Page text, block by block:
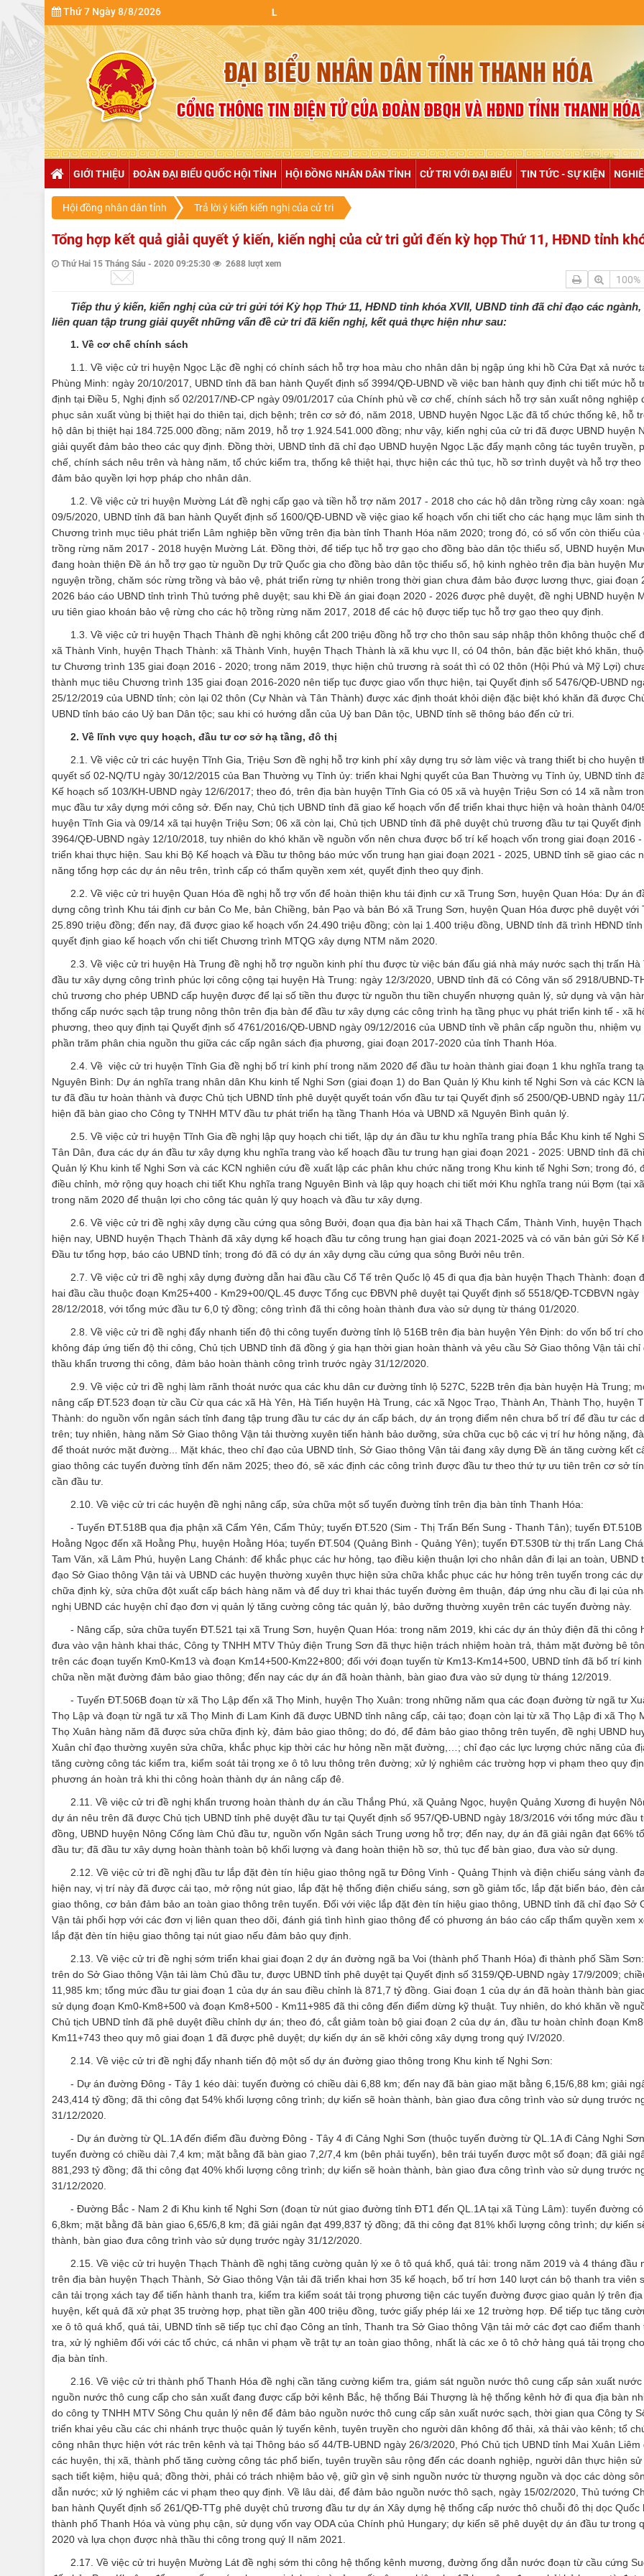
Thứ 7 Ngày 8/8/2026
GIỚI THIỆU ĐOÀN ĐẠI BIỂU QUỐC HỘI TỈNH HỘI ĐỒNG NHÂN DÂN TỈNH CỬ TRI VỚI ĐẠI BIỂU TIN TỨC - SỰ KIỆN
Hội đồng nhân dân tỉnh Trả lời ý kiến kiến nghị của cử tri
Tổng hợp kết quả giải quyết ý kiến, kiến nghị của cử tri gửi đến kỳ họp Thứ 11, HĐND tỉnh
Thứ Hai 15 Tháng Sáu - 2020 09:25:30 2688 lượt xem
100%
Tiếp thu ý kiến, kiến nghị của cử tri gửi tới Kỳ họp Thứ 11, HĐND tỉnh khóa XVII, UBND tỉnh đã chỉ đạo các
liên quan tập trung giải quyết những vấn đề cử tri đã kiến nghị, kết quả thực hiện như sau:
1. Về cơ chế chính sách
1.1. Về việc cử tri huyện Ngọc Lặc đề nghị có chính sách hỗ trợ hoa màu cho nhân dân bị ngập úng khi hồ Cửa Đạt xả nước
Phùng Minh: ngày 20/10/2017, UBND tỉnh đã ban hành Quyết định số 3994/QĐ-UBND về việc ban hành quy định chi tiết mức hỗ
định tại Điều 5, Nghị định số 02/2017/NĐ-CP ngày 09/01/2017 của Chính phủ về cơ chế, chính sách hỗ trợ sản xuất nông nghiệp
phục sản xuất vùng bị thiệt hại do thiên tại, dịch bệnh; trên cơ sở đó, năm 2018, UBND huyện Ngọc Lặc đã tổ chức thống kê, hỗ
hộ dân bị thiệt hại 184.725.000 đồng; năm 2019, hỗ trợ 1.924.541.000 đồng; như vậy, kiến nghị của cử tri đã được UBND huyện
giải quyết đảm bảo theo các quy định. Đồng thời, UBND tỉnh đã chỉ đạo UBND huyện Ngọc Lặc đẩy mạnh công tác tuyên truyền,
chế, chính sách nêu trên và hàng năm, tổ chức kiểm tra, thống kê thiệt hại, thực hiện các thủ tục, hồ sơ trình duyệt và hỗ trợ theo
đảm bảo quyền lợi hợp pháp cho nhân dân.
1.2. Về việc cử tri huyện Mường Lát đề nghị cấp gạo và tiền hỗ trợ năm 2017 - 2018 cho các hộ dân trồng rừng cây xoan:
09/5/2020, UBND tỉnh đã ban hành Quyết định số 1600/QĐ-UBND về việc giao kế hoạch vốn chi tiết cho các hạng mục lâm sinh
Chương trình mục tiêu phát triển Lâm nghiệp bền vững trên địa bàn tỉnh Thanh Hóa năm 2020; trong đó, có số vốn còn thiếu của
trồng rừng năm 2017 - 2018 huyện Mường Lát. Đồng thời, để tiếp tục hỗ trợ gạo cho đồng bào dân tộc thiểu số, UBND huyện
đang hoàn thiện Đề án hỗ trợ gạo từ nguồn Dự trữ Quốc gia cho đồng bào dân tộc thiểu số, hộ kinh nghèo trên địa bàn huyện
nguyện trồng, chăm sóc rừng trồng và bảo vệ, phát triển rừng tự nhiên trong thời gian chưa đảm bảo được lương thực, giai đoạn
2026 báo cáo UBND tỉnh trình Thủ tướng phê duyệt; sau khi Đề án giai đoạn 2020 - 2026 được phê duyệt, đề nghị UBND huyện
ưu tiên giao khoán bảo vệ rừng cho các hộ trồng rừng năm 2017, 2018 để các hộ được tiếp tục hỗ trợ gạo theo quy định.
1.3. Về việc cử tri huyện Thạch Thành đề nghị không cắt 200 triệu đồng hỗ trợ cho thôn sau sáp nhập thôn không thuộc chế
xã Thành Vinh, huyện Thạch Thành: xã Thành Vinh, huyện Thạch Thành là xã khu vực II, có 04 thôn, bản đặc biệt khó khăn,
tư Chương trình 135 giai đoạn 2016 - 2020; trong năm 2019, thực hiện chủ trương rà soát thì có 02 thôn (Hội Phú và Mỹ Lợi)
thành mục tiêu Chương trình 135 giai đoạn 2016-2020 nên tiếp tục được giao vốn thực hiện, tại Quyết định số 5476/QĐ-UBND
25/12/2019 của UBND tỉnh; còn lại 02 thôn (Cự Nhàn và Tân Thành) được xác định thoát khỏi diện đặc biệt khó khăn đã được
UBND tỉnh báo cáo Uỷ ban Dân tộc; sau khi có hướng dẫn của Uỷ ban Dân tộc, UBND tỉnh sẽ thông báo đến cử tri.
2. Về lĩnh vực quy hoạch, đầu tư cơ sở hạ tầng, đô thị
2.1. Về việc cử tri các huyện Tĩnh Gia, Triệu Sơn đề nghị hỗ trợ kinh phí xây dựng trụ sở làm việc và trang thiết bị cho huyện
quyết số 02-NQ/TU ngày 30/12/2015 của Ban Thường vụ Tỉnh ủy: triển khai Nghị quyết của Ban Thường vụ Tỉnh ủy, UBND tỉnh
Kế hoạch số 103/KH-UBND ngày 12/6/2017; theo đó, trên địa bàn huyện Tĩnh Gia có 05 xã và huyện Triệu Sơn có 14 xã nằm
mục đầu tư xây dựng mới công sở. Đến nay, Chủ tịch UBND tỉnh đã giao kế hoạch vốn để triển khai thực hiện và hoàn thành 04/
huyện Tĩnh Gia và 09/14 xã tại huyện Triệu Sơn; 06 xã còn lại, Chủ tịch UBND tỉnh đã phê duyệt chủ trương đầu tư tại Quyết định
3964/QĐ-UBND ngày 12/10/2018, tuy nhiên do khó khăn về nguồn vốn nên chưa được bố trí kế hoạch vốn trong giai đoạn 2016
triển khai thực hiện. Sau khi Bộ Kế hoạch và Đầu tư thông báo mức vốn trung hạn giai đoạn 2021 - 2025, UBND tỉnh sẽ giao các
năng tổng hợp các dự án nêu trên, trình cấp có thẩm quyền xem xét, quyết định theo quy định.
2.2. Về việc cử tri huyện Quan Hóa đề nghị hỗ trợ vốn để hoàn thiện khu tái định cư xã Trung Sơn, huyện Quan Hóa: Dự án
dựng công trình Khu tái định cư bản Co Me, bản Chiềng, bản Pạo và bản Bó xã Trung Sơn, huyện Quan Hóa được phê duyệt với
25.890 triệu đồng; đến nay, đã được giao kế hoạch vốn 24.490 triệu đồng; còn lại 1.400 triệu đồng, UBND tỉnh đã trình HĐND tỉnh
quyết định giao kế hoạch vốn chi tiết Chương trình MTQG xây dựng NTM năm 2020.
2.3. Về việc cử tri huyện Hà Trung đề nghị hỗ trợ nguồn kinh phí thu được từ việc bán đấu giá nhà máy nước sạch thị trấn Hà
đầu tư xây dựng công trình phúc lợi công cộng tại huyện Hà Trung: ngày 12/3/2020, UBND tỉnh đã có Công văn số 2918/UBND-
chủ trương cho phép UBND cấp huyện được để lại số tiền thu được từ nguồn thu tiền chuyển nhượng quản lý, sử dụng và vận
thống cấp nước sạch tập trung nông thôn trên địa bàn để đầu tư xây dựng các công trình hạ tầng phục vụ phát triển kinh tế - xã
phương, theo quy định tại Quyết định số 4761/2016/QĐ-UBND ngày 09/12/2016 của UBND tỉnh về phân cấp nguồn thu, nhiệm vụ
phần trăm phân chia nguồn thu giữa các cấp ngân sách địa phương, giai đoạn 2017-2020 của tỉnh Thanh Hóa.
2.4. Về việc cử tri huyện Tĩnh Gia đề nghị bố trí kinh phí trong năm 2020 để đầu tư hoàn thành giai đoạn 1 khu nghĩa trang
Nguyên Bình: Dự án nghĩa trang nhân dân Khu kinh tế Nghi Sơn (giai đoạn 1) do Ban Quản lý Khu kinh tế Nghi Sơn và các KCN
tư đã đầu tư hoàn thành và được Chủ tịch UBND tỉnh phê duyệt quyết toán vốn đầu tư tại Quyết định số 2500/QĐ-UBND ngày 11/
hiện đã bàn giao cho Công ty TNHH MTV đầu tư phát triển hạ tầng Thanh Hóa và UBND xã Nguyên Bình quản lý.
2.5. Về việc cử tri huyện Tĩnh Gia đề nghị lập quy hoạch chi tiết, lập dự án đầu tư khu nghĩa trang phía Bắc Khu kinh tế Nghi
Tân Dân, đưa các dự án đầu tư xây dựng khu nghĩa trang vào kế hoạch đầu tư trung hạn giai đoạn 2021 - 2025: UBND tỉnh đã
Quản lý Khu kinh tế Nghi Sơn và các KCN nghiên cứu đề xuất lập các phân khu chức năng trong Khu kinh tế Nghi Sơn; trong đó,
điều chỉnh, mở rộng quy hoạch chi tiết Khu nghĩa trang Nguyên Bình và lập quy hoạch chi tiết mới Khu nghĩa trang núi Bợm (tại
trong năm 2020 để thuận lợi cho công tác quản lý quy hoạch và đầu tư xây dựng.
2.6. Về việc cử tri đề nghị xây dựng cầu cứng qua sông Bưởi, đoạn qua địa bàn hai xã Thạch Cẩm, Thành Vinh, huyện Thạch
hiện nay, UBND huyện Thạch Thành đã xây dựng kế hoạch đầu tư công trung hạn giai đoạn 2021-2025 và có văn bản gửi Sở Kế
Đầu tư tổng hợp, báo cáo UBND tỉnh; trong đó đã có dự án xây dựng cầu cứng qua sông Bưởi nêu trên.
2.7. Về việc cử tri đề nghị xây dựng đường dẫn hai đầu cầu Cổ Tế trên Quốc lộ 45 đi qua địa bàn huyện Thạch Thành: đoạn
hai đầu cầu thuộc đoạn Km25+400 - Km29+00/QL.45 được Tổng cục ĐBVN phê duyệt tại Quyết định số 5518/QĐ-TCĐBVN ngày
28/12/2018, với tổng mức đầu tư 6,0 tỷ đồng; công trình đã thi công hoàn thành đưa vào sử dụng từ tháng 01/2020.
2.8. Về việc cử tri đề nghị đẩy nhanh tiến độ thi công tuyến đường tỉnh lộ 516B trên địa bàn huyện Yên Định: do vốn bố trí
không đáp ứng tiến độ thi công, Chủ tịch UBND tỉnh đã đồng ý gia hạn thời gian hoàn thành và yêu cầu Sở Giao thông Vận tải chỉ
thầu khẩn trương thi công, đảm bảo hoàn thành công trình trước ngày 31/12/2020.
2.9. Về việc cử tri đề nghị làm rãnh thoát nước qua các khu dân cư đường tỉnh lộ 527C, 522B trên địa bàn huyện Hà Trung;
nâng cấp ĐT.523 đoạn từ cầu Cừ qua các xã Hà Yên, Hà Tiến huyện Hà Trung, các xã Ngọc Trạo, Thành An, Thành Thọ, huyện
Thành: do nguồn vốn ngân sách tỉnh đang tập trung đầu tư các dự án cấp bách, dự án trọng điểm nên chưa bố trí để đầu tư các
trên; tuy nhiên, hàng năm Sở Giao thông Vận tải thường xuyên tiến hành bảo dưỡng, sửa chữa cục bộ các vị trí hư hỏng nặng,
để thoát nước mặt đường... Mặt khác, theo chỉ đạo của UBND tỉnh, Sở Giao thông Vận tải đang xây dựng Đề án tăng cường kết
giao thông các tuyến đường tỉnh đến năm 2025; theo đó, sẽ xác định các công trình được đầu tư theo thứ tự ưu tiên trên cơ sở
cần đầu tư.
2.10. Về việc cử tri các huyện đề nghị nâng cấp, sửa chữa một số tuyến đường tỉnh trên địa bàn tỉnh Thanh Hóa:
- Tuyến ĐT.518B qua địa phận xã Cẩm Yên, Cẩm Thủy; tuyến ĐT.520 (Sim - Thị Trấn Bến Sung - Thanh Tân); tuyến
Hoằng Ngọc đến xã Hoằng Phụ, huyện Hoằng Hóa; tuyến ĐT.504 (Quảng Bình - Quảng Yên); tuyến ĐT.530B từ thị trấn Lang
Tam Văn, xã Lâm Phú, huyện Lang Chánh: để khắc phục các hư hỏng, tạo điều kiện thuận lợi cho nhân dân đi lại an toàn, UBND
đạo Sở Giao thông Vận tải và UBND các huyện thường xuyên thực hiện sửa chữa khắc phục các hư hỏng trên tuyến trong các
chữa định kỳ, sửa chữa đột xuất cấp bách hàng năm và để duy trì khai thác tuyến đường êm thuận, đáp ứng nhu cầu đi lại của
nghị UBND các huyện chỉ đạo đơn vị quản lý tăng cường công tác quản lý, bảo dưỡng thường xuyên trên các tuyến đường này.
- Nâng cấp, sửa chữa tuyến ĐT.521 tại xã Trung Sơn, huyện Quan Hóa: trong năm 2019, khi các dự án thủy điện đã thi công
đưa vào vận hành khai thác, Công ty TNHH MTV Thủy điện Trung Sơn đã thực hiện trách nhiệm hoàn trả, thảm mặt đường bê
trên các đoạn tuyến Km0-Km13 và đoạn Km14+500-Km22+800; đối với đoạn tuyến từ Km13-Km14+500, UBND tỉnh đã bố trí
chữa nền mặt đường đảm bảo giao thông; đến nay các dự án đã hoàn thành, bàn giao đưa vào sử dụng từ tháng 12/2019.
- Tuyến ĐT.506B đoạn từ xã Thọ Lập đến xã Thọ Minh, huyện Thọ Xuân: trong những năm qua các đoạn đường từ ngã tư
Thọ Lập và đoạn từ ngã tư xã Thọ Minh đi Lam Kinh đã được UBND tỉnh nâng cấp, cải tạo; đoạn còn lại từ xã Thọ Lập đi xã Thọ
Thọ Xuân hàng năm đã được sửa chữa định kỳ, đảm bảo giao thông; do đó, để đảm bảo giao thông trên tuyến, đề nghị UBND
Xuân chỉ đạo thường xuyên sửa chữa, khắc phục kịp thời các hư hỏng nền mặt đường,…; chỉ đạo các lực lượng chức năng của
tăng cường công tác kiểm tra, kiểm soát tải trọng xe ô tô lưu thông trên đường; xử lý nghiêm các trường hợp vi phạm theo quy
phương án hoàn trả khi thi công hoàn thành dự án nâng cấp đê.
2.11. Về việc cử tri đề nghị khẩn trương hoàn thành dự án cầu Thắng Phú, xã Quảng Ngọc, huyện Quảng Xương đi huyện
dự án nêu trên đã được Chủ tịch UBND tỉnh phê duyệt đầu tư tại Quyết định số 957/QĐ-UBND ngày 18/3/2016 với tổng mức đầu
đồng, UBND huyện Nông Cống làm Chủ đầu tư, nguồn vốn Ngân sách Trung ương hỗ trợ; đến nay, dự án đã giải ngân đạt 66%
đầu tư; đã đầu tư xây dựng hoàn thành toàn bộ khối lượng và đang hoàn thiện hồ sơ, thủ tục để bàn giao, đưa vào sử dụng.
2.12. Về việc cử tri đề nghị đầu tư lắp đặt đèn tín hiệu giao thông ngã tư Đông Vinh - Quảng Thịnh và điện chiếu sáng vành
hiện nay, vị trí này đã được cải tạo, mở rộng nút giao, lắp đặt hệ thống điện chiếu sáng, sơn gồ giảm tốc, lắp đặt biển báo, đèn
giao thông, cơ bản đảm bảo an toàn giao thông trên tuyến. Đối với việc lắp đặt đèn tín hiệu giao thông, UBND tỉnh đã chỉ đạo Sở
Vận tải phối hợp với các đơn vị liên quan theo dõi, đánh giá tình hình giao thông để có phương án báo cáo cấp thẩm quyền xem
lắp đặt đèn tín hiệu giao thông tại nút giao nếu đảm bảo quy định.
2.13. Về việc cử tri đề nghị sớm triển khai giai đoạn 2 dự án đường ngã ba Voi (thành phố Thanh Hóa) đi thành phố Sầm
trên do Sở Giao thông Vận tải làm Chủ đầu tư, được UBND tỉnh phê duyệt tại Quyết định số 3159/QĐ-UBND ngày 17/9/2009;
11,985 km; tổng mức đầu tư giai đoạn 1 của dự án sau điều chỉnh là 871,7 tỷ đồng. Giai đoạn 1 của dự án đã hoàn thành bàn
sử dụng đoạn Km0-Km8+500 và đoạn Km8+500 - Km11+985 đã thi công đến điểm dừng kỹ thuật. Tuy nhiên, do khó khăn về
Chủ tịch UBND tỉnh đã phê duyệt điều chỉnh dự án; theo đó, cắt giảm toàn bộ giai đoạn 2 của dự án, đầu tư hoàn chỉnh đoạn
Km11+743 theo quy mô giai đoạn 1 đã được phê duyệt; dự kiến dự án sẽ khởi công xây dựng trong quý IV/2020.
2.14. Về việc cử tri đề nghị đẩy nhanh tiến độ một số dự án đường giao thông trong Khu kinh tế Nghi Sơn:
- Dự án đường Đông - Tây 1 kéo dài: tuyến đường có chiều dài 6,88 km; đến nay đã bàn giao mặt bằng 6,15/6,88 km; giải
243,414 tỷ đồng; đã thi công đạt 54% khối lượng công trình; dự kiến sẽ hoàn thành, bàn giao đưa công trình vào sử dụng trước
31/12/2020.
- Dự án đường từ QL.1A đến điểm đầu đường Đông - Tây 4 đi Cảng Nghi Sơn (thuộc tuyến đường từ QL.1A đi Cảng Nghi
tuyến đường có chiều dài 7,4 km; mặt bằng đã bàn giao 7,2/7,4 km (bên phải tuyến), bên trái tuyến được một số đoạn; đã giải
881,293 tỷ đồng; đã thi công đạt 40% khối lượng công trình; dự kiến sẽ hoàn thành, bàn giao đưa công trình vào sử dụng trước
31/12/2020.
- Đường Bắc - Nam 2 đi Khu kinh tế Nghi Sơn (đoạn từ nút giao đường tỉnh ĐT1 đến QL.1A tại xã Tùng Lâm): tuyến đường
6,8km; mặt bằng đã bàn giao 6,65/6,8 km; đã giải ngân đạt 499,837 tỷ đồng; đã thi công đạt 81% khối lượng công trình; dự kiến
thành, bàn giao đưa công trình vào sử dụng trước ngày 31/12/2020.
2.15. Về việc cử tri huyện Thạch Thành đề nghị tăng cường quản lý xe ô tô quá khổ, quá tải: trong năm 2019 và 4 tháng đầu
trên địa bàn huyện Thạch Thành, Sở Giao thông Vận tải đã triển khai hơn 35 kế hoạch, bố trí hơn 140 lượt cán bộ thanh tra viên
cân tải trọng xách tay để tiến hành thanh tra, kiểm tra kiểm soát tải trọng phương tiện các tuyến đường được giao quản lý trên địa
huyện, kết quả đã xử phạt 35 trường hợp, phạt tiền gần 400 triệu đồng, tước giấy phép lái xe 12 trường hợp. Để tiếp tục tăng
xe ô tô quá khổ, quá tải, UBND tỉnh sẽ tiếp tục chỉ đạo Công an tỉnh, Thanh tra Sở Giao thông Vận tải mở các đợt cao điểm thanh
tra, xử lý nghiêm đối với các tổ chức, cá nhân vi phạm về trật tự an toàn giao thông, nhất là các xe ô tô chở hàng quá tải trọng
địa bàn tỉnh.
2.16. Về việc cử tri thành phố Thanh Hóa đề nghị cần tăng cường kiểm tra, giám sát nguồn nước thô cung cấp sản xuất nước
nguồn nước thô cung cấp cho sản xuất đang được cấp bởi kênh Bắc, hệ thống Bái Thượng là hệ thống kênh hở đi qua địa bàn
do công ty TNHH MTV Sông Chu quản lý nên để đảm bảo nguồn nước thô cung cấp sản xuất nước sạch, thời gian qua Công ty
triển khai yêu cầu các chi nhánh trực thuộc quản lý tuyến kênh, tuyên truyền cho người dân không đổ thải, xả thải vào kênh; tổ
công nhân thực hiện vớt rác trên kênh và tại Thông báo số 44/TB-UBND ngày 26/3/2020, Phó Chủ tịch UBND tỉnh Mai Xuân Liêm
các huyện, thị xã, thành phố tăng cường công tác phổ biến, tuyên truyền sâu rộng đến các doanh nghiệp, người dân thực hiện
sạch tiết kiệm, hiệu quả; đồng thời, phải có trách nhiệm bảo vệ, giữ gìn vệ sinh nguồn nước từ thượng nguồn và dọc các dòng
dẫn nước; xử lý nghiêm các vi phạm theo quy định. Về lâu dài, để đảm bảo nguồn nước thô sạch, ngày 15/02/2020, Thủ tướng
ban hành Quyết định số 261/QĐ-TTg phê duyệt chủ trương đầu tư dự án Xây dựng hệ thống cấp nước thô chuỗi đô thị dọc Quốc
thành phố Thanh Hóa và vùng phụ cận, sử dụng vốn vay ODA của Chính phủ Hungary; dự kiến sẽ phê duyệt dự án đầu tư trong
2020 và lựa chọn được nhà thầu thi công trong quý II năm 2021.
2.17. Về việc cử tri huyện Mường Lát đề nghị sớm thi công hệ thống kênh mương, đường ống dẫn nước đoạn từ cầu cứng